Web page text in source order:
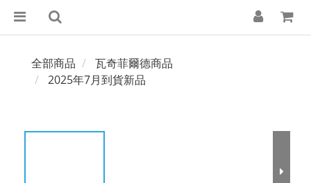
全部商品
瓦奇菲爾德商品
2025年7月到貨新品